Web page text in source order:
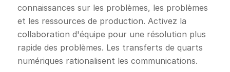
connaissances sur les problèmes, les problèmes
et les ressources de production. Activez la
collaboration d'équipe pour une résolution plus
rapide des problèmes. Les transferts de quarts
numériques rationalisent les communications.